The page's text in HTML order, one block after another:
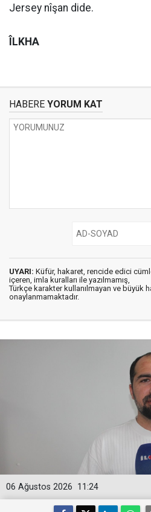
Jersey nîşan dide.
ÎLKHA
HABERE YORUM KAT
UYARI: Küfür, hakaret, rencide edici
içeren, imla kuralları ile yazılmamış,
Türkçe karakter kullanılmayan ve büyük
onaylanmamaktadır.
11:24
06 Ağustos 2026